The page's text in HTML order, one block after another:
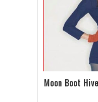
Moon Boot